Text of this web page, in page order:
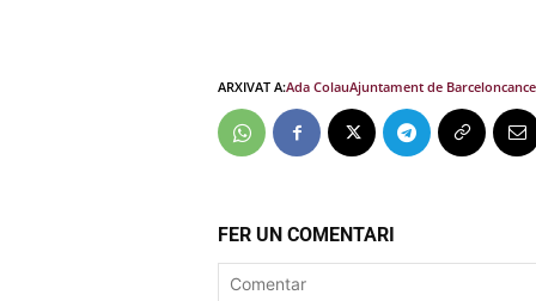
ARXIVAT A:Ada ColauAjuntament de Barcelon
FER UN COMENTARI